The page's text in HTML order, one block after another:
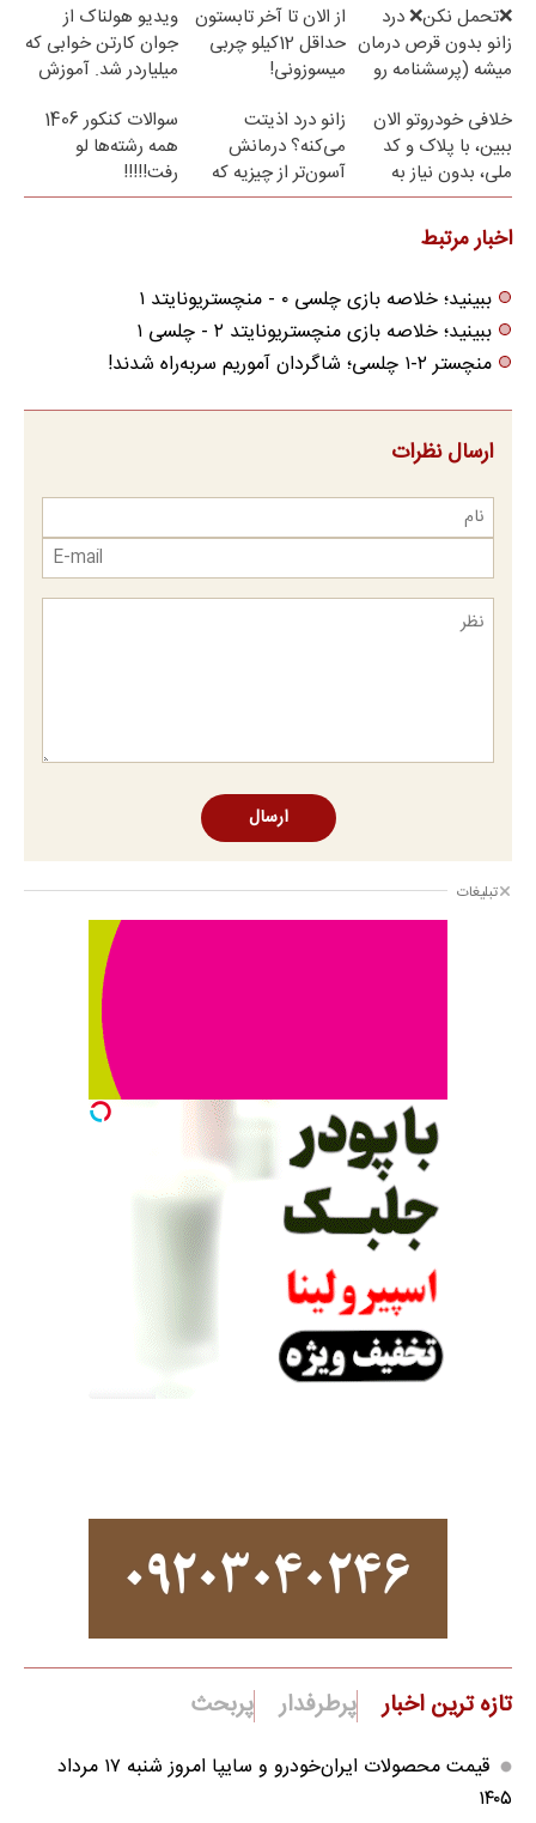
❌تحمل نکن❌ درد
زانو بدون قرص درمان
میشه (پرسشنامه رو
از الان تا آخر تابستون
حداقل 12کیلو چربی
میسوزونی!
ویدیو هولناک از
جوان کارتن خوابی که
میلیاردر شد. آموزش
خلافی خودروتو الان
ببین، با پلاک و کد
ملی، بدون نیاز به
مراجعه حضوری
زانو درد اذیتت
می‌کنه؟ درمانش
آسون‌تر از چیزیه که
فکر
سوالات کنکور 1406
همه رشته‌ها لو
رفت!!!!!
اخبار مرتبط
ببینید؛ خلاصه بازی چلسی ۰ - منچستریونایتد ۱
ببینید؛ خلاصه بازی منچستریونایتد ۲ - چلسی ۱
منچستر ۲-۱ چلسی؛ شاگردان آموریم سربه‌راه شدند!
ارسال نظرات
ارسال
تبلیغات
تازه ترین اخبار پرطرفدار پربحث
قیمت محصولات ایران‌خودرو و سایپا امروز شنبه ۱۷ مرداد
۱۴۰۵